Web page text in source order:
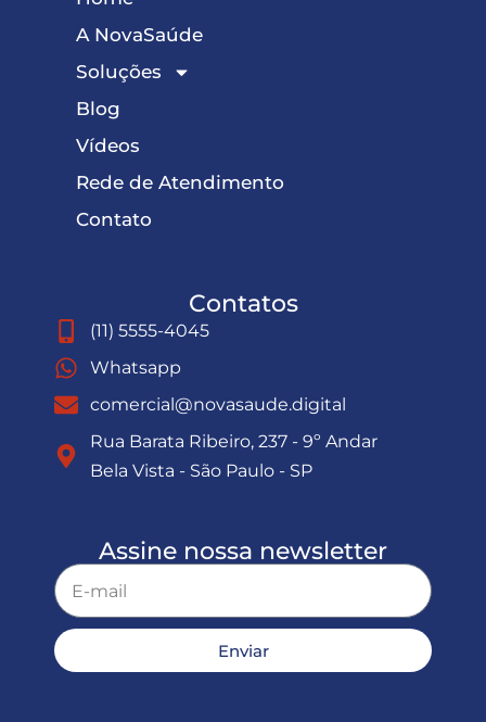
A NovaSaúde
Soluções
Blog
Vídeos
Rede de Atendimento
Contato
Contatos
(11) 5555-4045
Whatsapp
comercial@novasaude.digital
Rua Barata Ribeiro, 237 - 9º Andar
Bela Vista - São Paulo - SP
Assine nossa newsletter
Enviar